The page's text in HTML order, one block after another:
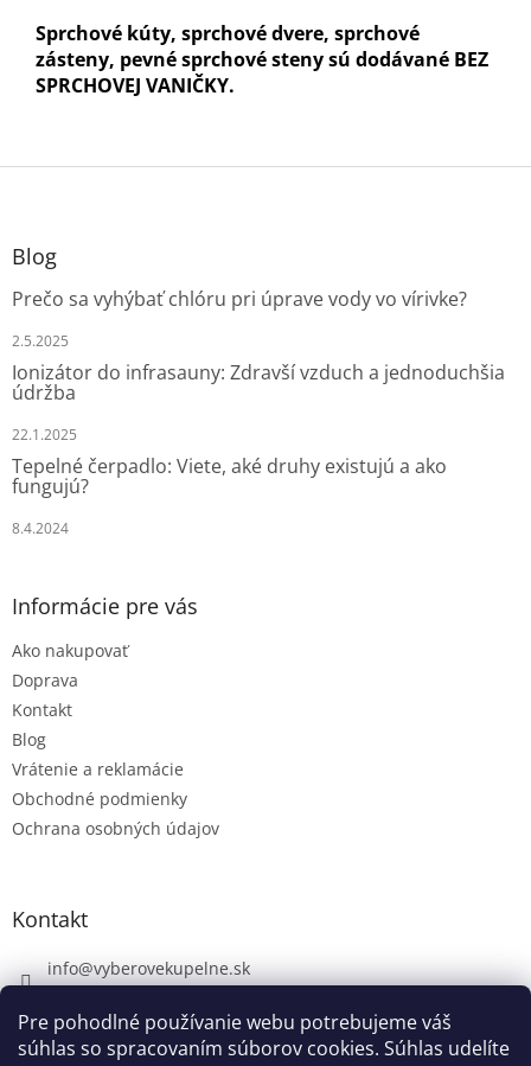
Pre pohodlné používanie webu potrebujeme váš
súhlas so spracovaním súborov cookies. Súhlas udelíte
Sprchové kúty, sprchové dvere, sprchové
zásteny, pevné sprchové steny sú dodávané BEZ
SPRCHOVEJ VANIČKY.
Z
Blog
Prečo sa vyhýbať chlóru pri úprave vody vo vírivke?
2.5.2025
Ionizátor do infrasauny: Zdravší vzduch a jednoduchšia
údržba
22.1.2025
Tepelné čerpadlo: Viete, aké druhy existujú a ako
fungujú?
8.4.2024
Informácie pre vás
Ako nakupovať
Doprava
Kontakt
Blog
Vrátenie a reklamácie
Obchodné podmienky
Ochrana osobných údajov
Kontakt
info@vyberovekupelne.sk
https://www.facebook.com/vyberovekoupelny/